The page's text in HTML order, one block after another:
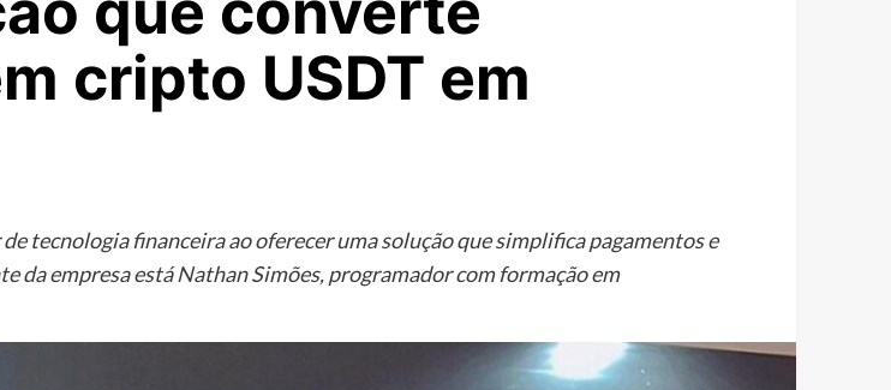
cripto USDT em
tecnologia financeira ao oferecer uma solução que simplifica pagamentos e
da empresa está Nathan Simões, programador com formação em